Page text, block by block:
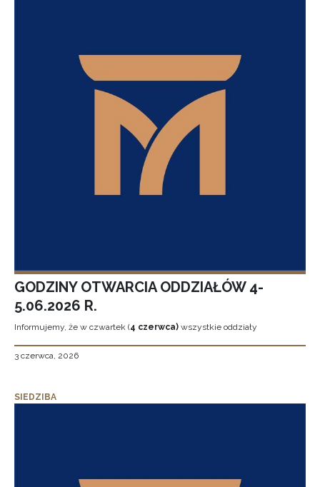
GODZINY OTWARCIA ODDZIAŁÓW 4-
5.06.2026 R.
Informujemy, że w czwartek (4 czerwca) wszystkie oddziały
3 czerwca, 2026
SIEDZIBA